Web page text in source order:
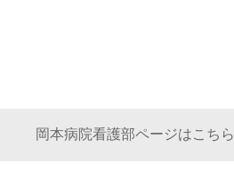
岡本病院看護部ページはこちら